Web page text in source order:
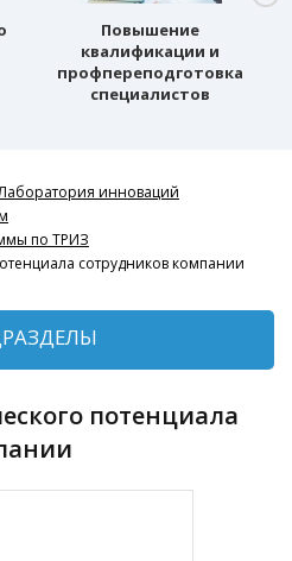
Повышение
квалификации и
профпереподготовка
специалистов
инноваций
по ТРИЗ
сотрудников компании